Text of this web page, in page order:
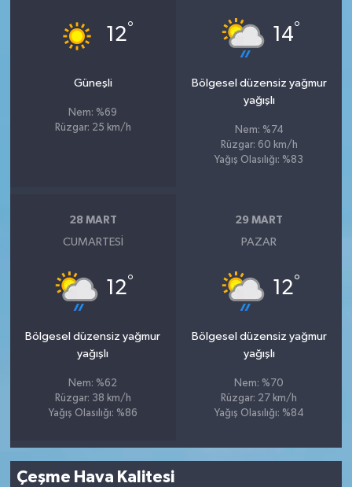
12°
Güneşli
Nem: %69
Rüzgar: 25 km/h
14°
Bölgesel düzensiz yağmur
yağışlı
Nem: %74
Rüzgar: 60 km/h
Yağış Olasılığı: %83
28 MART
CUMARTESI
12°
Bölgesel düzensiz yağmur
yağışlı
Nem: %62
Rüzgar: 38 km/h
Yağış Olasılığı: %86
29 MART
PAZAR
12°
Bölgesel düzensiz yağmur
yağışlı
Nem: %70
Rüzgar: 27 km/h
Yağış Olasılığı: %84
Çeşme Hava Kalitesi